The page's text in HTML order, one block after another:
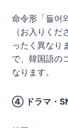
命令形「들어
（お入りく
ったく異なり
で、韓国語の
なります。
④ ドラマ・